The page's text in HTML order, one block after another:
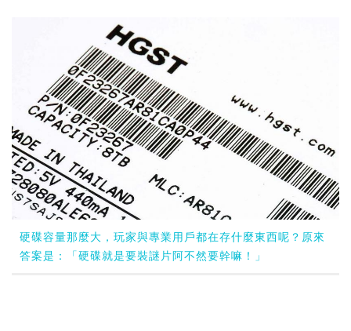
硬碟容量那麼大，玩家與專業用戶都在存什麼東西呢？原來
答案是：「硬碟就是要裝謎片阿不然要幹嘛！」